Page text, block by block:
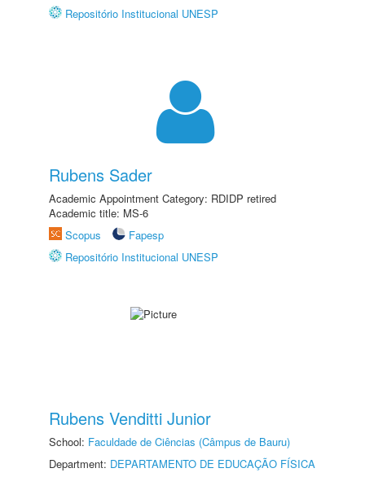
Repositório Institucional UNESP
Rubens Sader
Academic Appointment Category: RDIDP retired
Academic title: MS-6
Scopus
Fapesp
Repositório Institucional UNESP
Rubens Venditti Junior
School: Faculdade de Ciências (Câmpus de Bauru)
Department: DEPARTAMENTO DE EDUCAÇÃO FÍSICA